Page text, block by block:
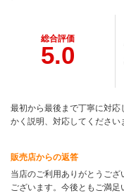
総合評価
5.0
最初から最後まで丁寧に対
かく説明、対応してください
販売店からの返答
当店のご利用ありがとうご
ございます。今後ともご満